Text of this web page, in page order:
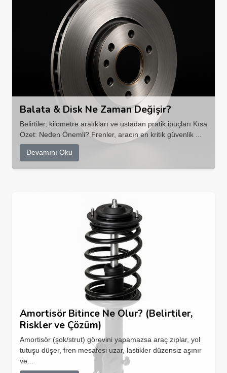
Balata & Disk Ne Zaman Değişir?
Belirtiler, kilometre aralıkları ve ustadan pratik ipuçları Kısa
Özet: Neden Önemli? Frenler, aracın en kritik güvenlik ...
Devamını Oku
Amortisör Bitince Ne Olur? (Belirtiler,
Riskler ve Çözüm)
Amortisör (şok/strut) görevini yapamazsa araç zıplar, yol
tutuşu düşer, fren mesafesi uzar, lastikler düzensiz aşınır
ve...